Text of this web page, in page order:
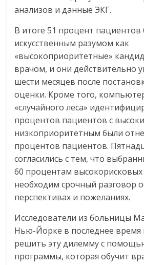
анализов и данные ЭКГ.
В итоге 51 процент
искусственным разумом как
«высокоприоритетные»
врачом, и они действительно
шести месяцев после
оценки. Кроме того,
«случайного леса»
процентов пациентов с
низкоприоритетным были
процентов пациентов.
согласились с тем, что
60 процентам
необходим срочный разговор
перспективах и пожеланиях.
Исследователи из больницы
Нью-Йорке в последнее время
решить эту дилемму с
программы, которая обучит